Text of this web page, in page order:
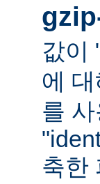
값이
에 대
를
축한